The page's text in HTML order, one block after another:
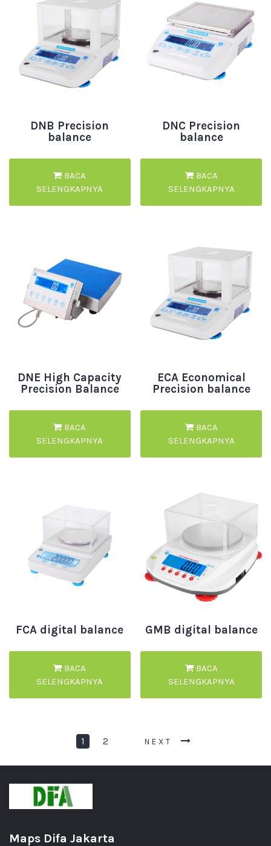
DNB Precision
balance
BACA
SELENGKAPNYA
DNC Precision
balance
BACA
SELENGKAPNYA
DNE High Capacity
Precision Balance
BACA
SELENGKAPNYA
ECA Economical
Precision balance
BACA
SELENGKAPNYA
FCA digital balance
BACA
SELENGKAPNYA
GMB digital balance
BACA
SELENGKAPNYA
1 2 NEXT
Maps Difa Jakarta